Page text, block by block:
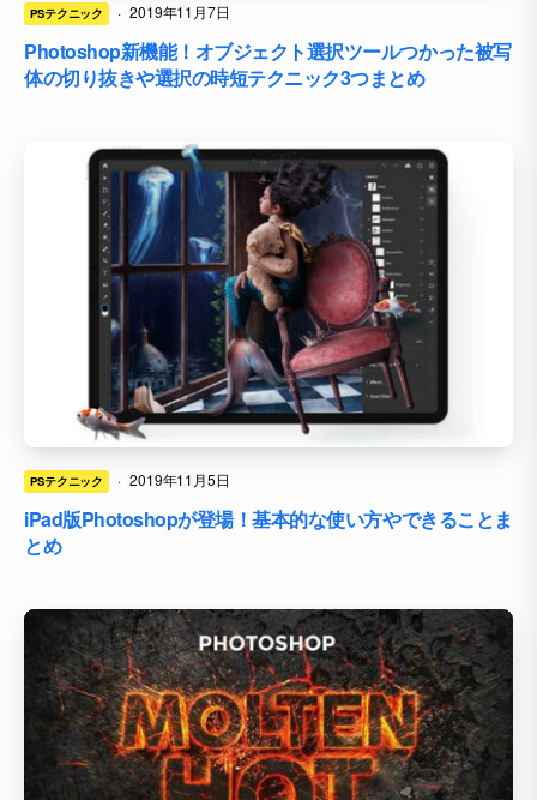
PSテクニック · 2019年11月7日
Photoshop新機能！オブジェクト選択ツールつかった被写
体の切り抜きや選択の時短テクニック3つまとめ
PSテクニック · 2019年11月5日
iPad版Photoshopが登場！基本的な使い方やできることま
とめ